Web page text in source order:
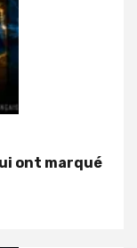
ont marqué